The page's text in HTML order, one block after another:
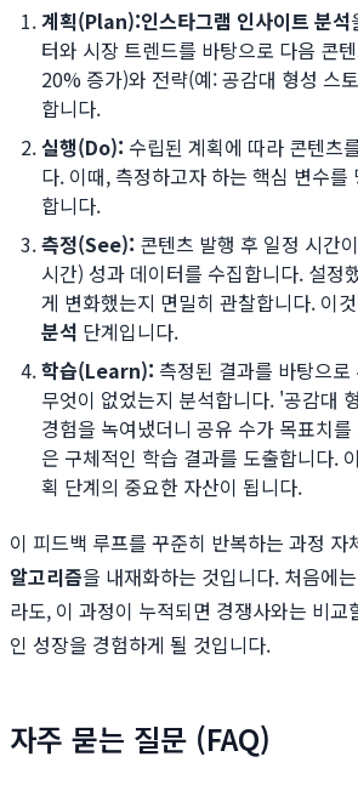
계획(Plan):인스타그램 인사이트 분석
터와 시장 트렌드를 바탕으로 다음 콘
20% 증가)와 전략(예: 공감대 형성 스
합니다.
실행(Do): 수립된 계획에 따라 콘텐츠
다. 이때, 측정하고자 하는 핵심 변수를
합니다.
측정(See): 콘텐츠 발행 후 일정 시간
시간) 성과 데이터를 수집합니다. 설정
게 변화했는지 면밀히 관찰합니다. 이
분석 단계입니다.
학습(Learn): 측정된 결과를 바탕으
무엇이 없었는지 분석합니다. '공감대
경험을 녹여냈더니 공유 수가 목표치
은 구체적인 학습 결과를 도출합니다.
획 단계의 중요한 자산이 됩니다.
이 피드백 루프를 꾸준히 반복하는 과정 자
알고리즘을 내재화하는 것입니다. 처음에
라도, 이 과정이 누적되면 경쟁사와는 비교
인 성장을 경험하게 될 것입니다.
자주 묻는 질문 (FAQ)